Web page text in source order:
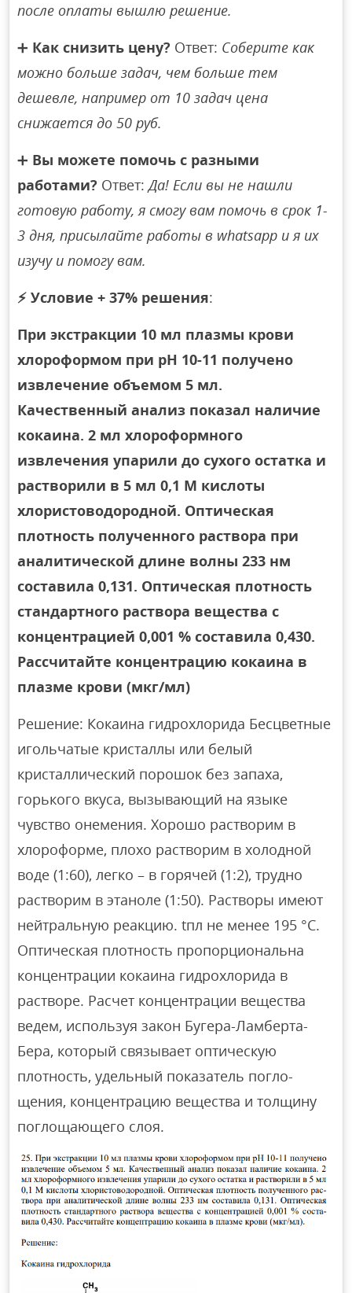
после оплаты вышлю решение.
➕ Как снизить цену? Ответ: Соберите как
можно больше задач, чем больше тем
дешевле, например от 10 задач цена
снижается до 50 руб.
➕ Вы можете помочь с разными
работами? Ответ:Да! Если вы не нашли
готовую работу, я смогу вам помочь в срок 1-
3 дня, присылайте работы в whatsapp и я их
изучу и помогу вам.
⚡ Условие + 37% решения:
При экстракции 10 мл плазмы крови
хлороформом при рН 10-11 получено
извлечение объемом 5 мл.
Качественный анализ показал наличие
кокаина. 2 мл хлороформного
извлечения упарили до сухого остатка и
растворили в 5 мл 0,1 М кислоты
хлористоводородной. Оптическая
плотность полученного раствора при
аналитической длине волны 233 нм
составила 0,131. Оптическая плотность
стандартного раствора вещества с
концентрацией 0,001 % составила 0,430.
Рассчитайте концентрацию кокаина в
плазме крови (мкг/мл)
Решение: Кокаина гидрохлорида Беcцветные
игольчатые кристаллы или белый
кристаллический порошок без запаха,
горького вкуса, вызывающий на языке
чувство онемения. Хорошо растворим в
хлороформе, плохо растворим в холодной
воде (1:60), легко – в горячей (1:2), трудно
растворим в этаноле (1:50). Растворы имеют
нейтральную реакцию. tпл не менее 195 °С.
Оптическая плотность пропорциональна
концентрации кокаина гидрохлорида в
растворе. Расчет концентрации вещества
ведем, используя закон Бугера-Ламберта-
Бера, который связывает оптическую
плотность, удельный показатель погло-
щения, концентрацию вещества и толщину
поглощающего слоя.